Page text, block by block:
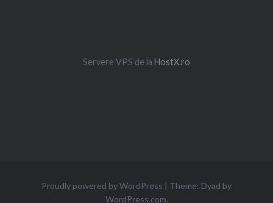
Servere VPS de la HostX.ro
Proudly powered by WordPress | Theme: Dyad by
WordPress.com.